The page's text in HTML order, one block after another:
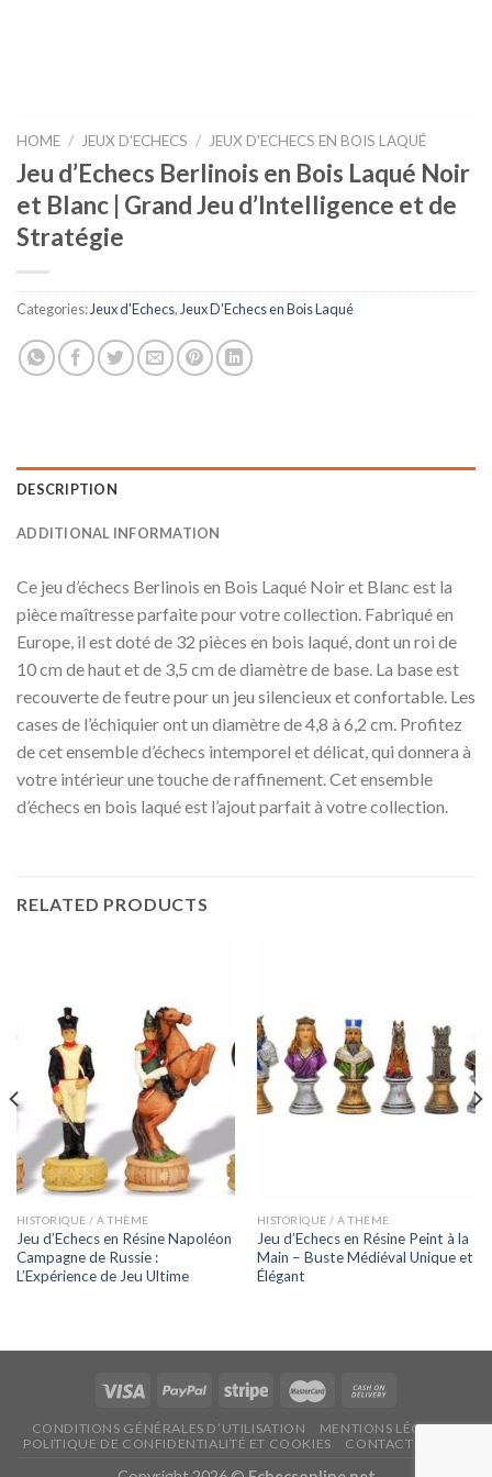
HOME / JEUX D'ECHECS / JEUX D'ECHECS EN BOIS LAQUÉ
Jeu d’Echecs Berlinois en Bois Laqué Noir
et Blanc | Grand Jeu d’Intelligence et de
Stratégie
Categories: Jeux d'Echecs, Jeux D'Echecs en Bois Laqué
DESCRIPTION
ADDITIONAL INFORMATION
Ce jeu d’échecs Berlinois en Bois Laqué Noir et Blanc est la
pièce maîtresse parfaite pour votre collection. Fabriqué en
Europe, il est doté de 32 pièces en bois laqué, dont un roi de
10 cm de haut et de 3,5 cm de diamètre de base. La base est
recouverte de feutre pour un jeu silencieux et confortable. Les
cases de l’échiquier ont un diamètre de 4,8 à 6,2 cm. Profitez
de cet ensemble d’échecs intemporel et délicat, qui donnera à
votre intérieur une touche de raffinement. Cet ensemble
d’échecs en bois laqué est l’ajout parfait à votre collection.
RELATED PRODUCTS
HISTORIQUE / A THÈME
Jeu d’Echecs en Résine Napoléon
Campagne de Russie :
L’Expérience de Jeu Ultime
HISTORIQUE / A THÈME
Jeu d’Echecs en Résine Peint à la
Main – Buste Médiéval Unique et
Élégant
CONDITIONS GÉNÉRALES D’UTILISATION
MENTIONS LÉGALES
POLITIQUE DE CONFIDENTIALITÉ ET COOKIES
CONTACTEZ NOUS